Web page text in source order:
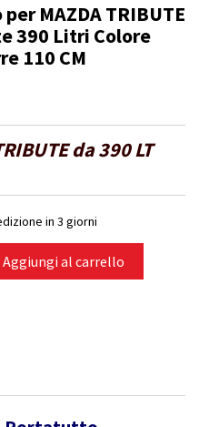
MAZDA TRIBUTE
390 Litri Colore
110 CM
da 390 LT
in 3 giorni
Aggiungi al carrello